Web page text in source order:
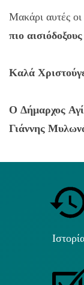
Μακάρι αυτές
πιο
Καλά
Ο Δήμαρχος
Γιάννης